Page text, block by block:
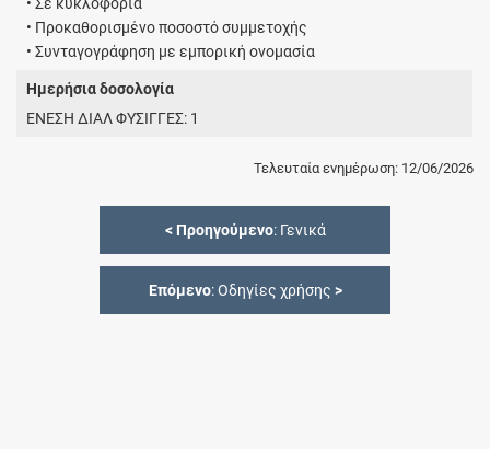
• Σε κυκλοφορία
• Προκαθορισμένο ποσοστό συμμετοχής
• Συνταγογράφηση με εμπορική ονομασία
Ημερήσια δοσολογία
ΕΝΕΣΗ ΔΙΑΛ ΦΥΣΙΓΓΕΣ: 1
Τελευταία ενημέρωση: 12/06/2026
< Προηγούμενο: Γενικά
Επόμενο: Οδηγίες χρήσης >